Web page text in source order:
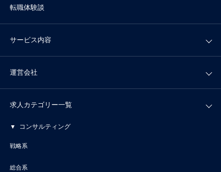
転職体験談
サービス内容
運営会社
求人カテゴリー一覧
コンサルティング
戦略系
総合系